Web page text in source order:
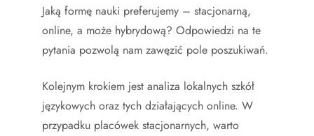
Jaką formę nauki preferujemy – stacjonarną,
online, a może hybrydową? Odpowiedzi na te
pytania pozwolą nam zawęzić pole poszukiwań.
Kolejnym krokiem jest analiza lokalnych szkół
językowych oraz tych działających online. W
przypadku placówek stacjonarnych, warto